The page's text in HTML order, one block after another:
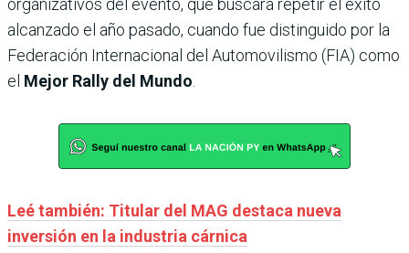
organizativos del evento, que buscará repetir el éxito
alcanzado el año pasado, cuando fue distinguido por la
Federación Internacional del Automovilismo (FIA) como
el Mejor Rally del Mundo.
Leé también: Titular del MAG destaca nueva
inversión en la industria cárnica